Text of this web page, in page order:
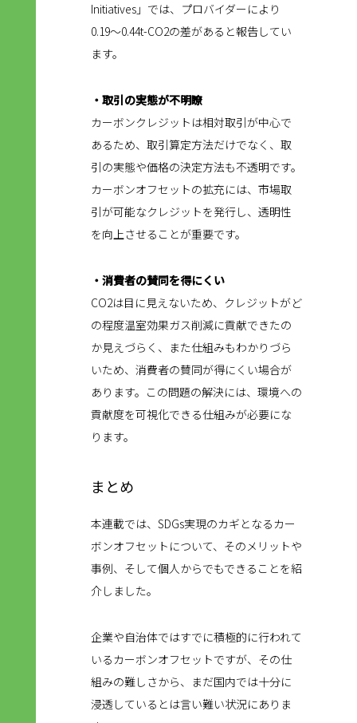
Initiatives」では、プロバイダーにより
0.19〜0.44t-CO2の差があると報告してい
ます。
・取引の実態が不明瞭
カーボンクレジットは相対取引が中心で
あるため、取引算定方法だけでなく、取
引の実態や価格の決定方法も不透明です。
カーボンオフセットの拡充には、市場取
引が可能なクレジットを発行し、透明性
を向上させることが重要です。
・消費者の賛同を得にくい
CO2は目に見えないため、クレジットがど
の程度温室効果ガス削減に貢献できたの
か見えづらく、また仕組みもわかりづら
いため、消費者の賛同が得にくい場合が
あります。この問題の解決には、環境への
貢献度を可視化できる仕組みが必要にな
ります。
まとめ
本連載では、SDGs実現のカギとなるカー
ボンオフセットについて、そのメリットや
事例、そして個人からでもできることを紹
介しました。
企業や自治体ではすでに積極的に行われて
いるカーボンオフセットですが、その仕
組みの難しさから、まだ国内では十分に
浸透しているとは言い難い状況にありま